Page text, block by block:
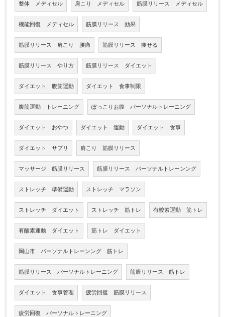
整体 メディセル 肩こり メディセル 筋膜リリース メディセル
機能回復 メディセル 筋膜リリース 効果
筋膜リリース 肩こり 腰痛 筋膜リリース 痩せる
筋膜リリース やり方 筋膜リリース ダイエット
ダイエット 腹筋運動 ダイエット 食事制限
腹筋運動 トレーニング ぽっこりお腹 パーソナルトレーニング
ダイエット おやつ ダイエット 運動 ダイエット 食事
ダイエット サプリ 肩こり 筋膜リリース
マッサージ 筋膜リリース 筋膜リリース パーソナルトレーンング
ストレッチ 準備運動 ストレッチ マラソン
ストレッチ ダイエット ストレッチ 筋トレ 有酸素運動 筋トレ
有酸素運動 ダイエット 筋トレ ダイエット
岡山市 パーソナルトレーンング 筋トレ
筋膜リリース パーソナルトレーニング 筋膜リリース 筋トレ
ダイエット 食事管理 疲労回復 筋膜リリース
疲労回復 パーソナルトレーニング